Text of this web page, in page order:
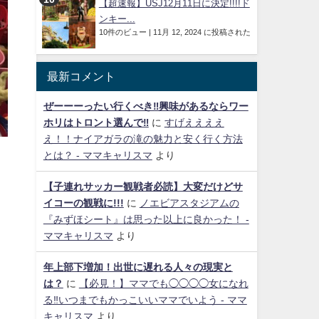
【超速報】USJ12月11日に決定!!!!ド
ンキー...
10件のビュー | 11月 12, 2024 に投稿された
最新コメント
ぜーーーったい行くべき‼興味があるならワー
ホリはトロント選んで‼に すげええええ
え！！ナイアガラの滝の魅力と安く行く方法
とは？ - ママキャリスマ より
【子連れサッカー観戦者必読】大変だけどサ
イコーの観戦に!!! に
ノエビアスタジアムの
『みずほシート』は思った以上に良かった！ -
ママキャリスマ より
年上部下増加！出世に遅れる人々の現実と
は？ に
【必見！】ママでも◯◯◯◯女になれ
る‼いつまでもかっこいいママでいよう - ママ
キャリスマ より